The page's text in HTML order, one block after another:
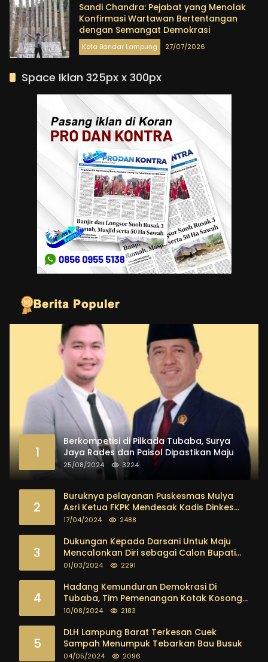
Sandi Chandra: Pejabat yang Menolak
Konfirmasi Wartawan Bertentangan
dengan Semangat Demokrasi
Kota Bandar Lampung 27/07/2026
Space Iklan 325px x 300px
1
Berkompetisi di Pilkada Tubaba, Surya
Jaya Rades dan Paisol Dipastikan Maju
25/08/2024 3224
2
Buruknya pelayanan Puskesmas Mulya
Asri Ketua FKPK Mendesak Kadis Dinkes
Tubaba Ambil Tindakan Tegas
17/04/2024 2488
3
Dukungan Kepada Darsani Untuk Maju
Mencalonkan Diri sebagai Calon Bupati
Tubaba Terus Mengalir Baik Dari
masyarakat
01/03/2024 2291
4
Hadang Kemunduran Demokrasi Di
Tubaba, Tim Pemenangan Kotak Kosong
Segera Dibentuk
10/08/2024 2183
5
DLH Lampung Barat Terkesan Cuek
Sampah Menumpuk Tebarkan Bau Busuk
04/05/2024 2096